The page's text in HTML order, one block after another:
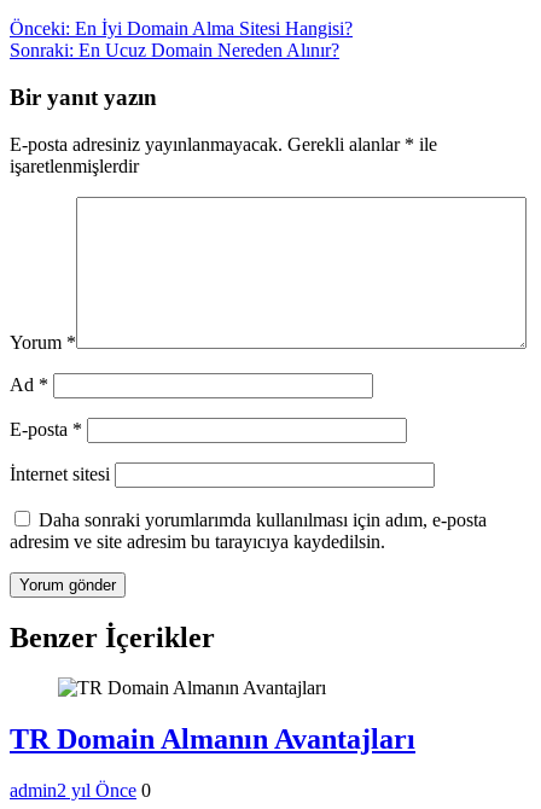
Yazı
gezinmesi
Önceki: En İyi Domain Alma Sitesi Hangisi?
Sonraki: En Ucuz Domain Nereden Alınır?
Bir yanıt yazın
E-posta adresiniz yayınlanmayacak. Gerekli alanlar * ile
işaretlenmişlerdir
Yorum *
Ad *
E-posta *
İnternet sitesi
Daha sonraki yorumlarımda kullanılması için adım, e-posta
adresim ve site adresim bu tarayıcıya kaydedilsin.
Benzer İçerikler
TR Domain Almanın Avantajları
admin2 yıl Önce 0